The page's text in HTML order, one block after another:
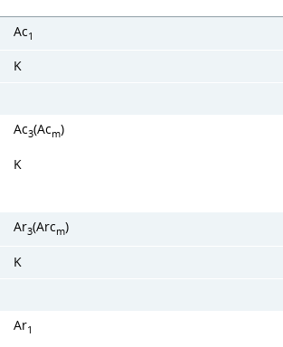
Ac1
K
Ac3(Acm)
K
Ar3(Arcm)
K
Ar1